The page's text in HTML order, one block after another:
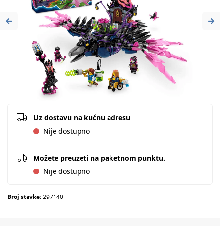
Previous
Uz dostavu na kućnu adresu
Nije dostupno
Možete preuzeti na paketnom punktu.
Nije dostupno
Broj stavke:297140